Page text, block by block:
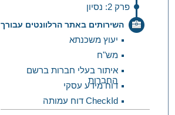
פרק 2: נסיון
השירותים באתר הרלוונטים עבורך
יעוץ משכנתא
מש"ח
איתור בעלי חברות ברשם
החברות
דוח מידע עסקי
דוח עמותה CheckId